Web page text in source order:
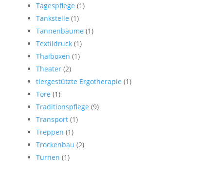
Tagespflege (1)
Tankstelle (1)
Tannenbäume (1)
Textildruck (1)
Thaiboxen (1)
Theater (2)
tiergestützte Ergotherapie (1)
Tore (1)
Traditionspflege (9)
Transport (1)
Treppen (1)
Trockenbau (2)
Turnen (1)